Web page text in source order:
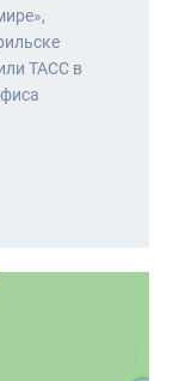
ТАСС в